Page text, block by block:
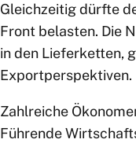
Gleichzeitig dürfte
Front belasten. Die
in den Lieferketten,
Exportperspektiven.
Zahlreiche
Führende